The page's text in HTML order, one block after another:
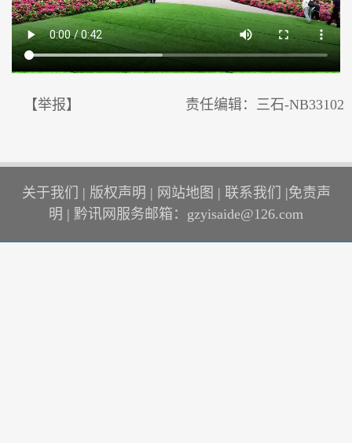
【举报】 责任编辑：三石-NB33102
关于我们 | 版权声明 | 网站地图 | 联系我们 |免责声
明 | 黔讯网服务邮箱：gzyisaide@126.com